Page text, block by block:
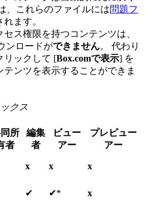
、これらのファイルには問題フ
ます。
セス権限を持つコンテンツは、
ンロードができません。 代わり
リックして [Box.comで表示] を
ンツを表示することができま
クス
所
者
編集
者
ビュー
アー
プレビュー
アー
x x x
✔ ✔* x